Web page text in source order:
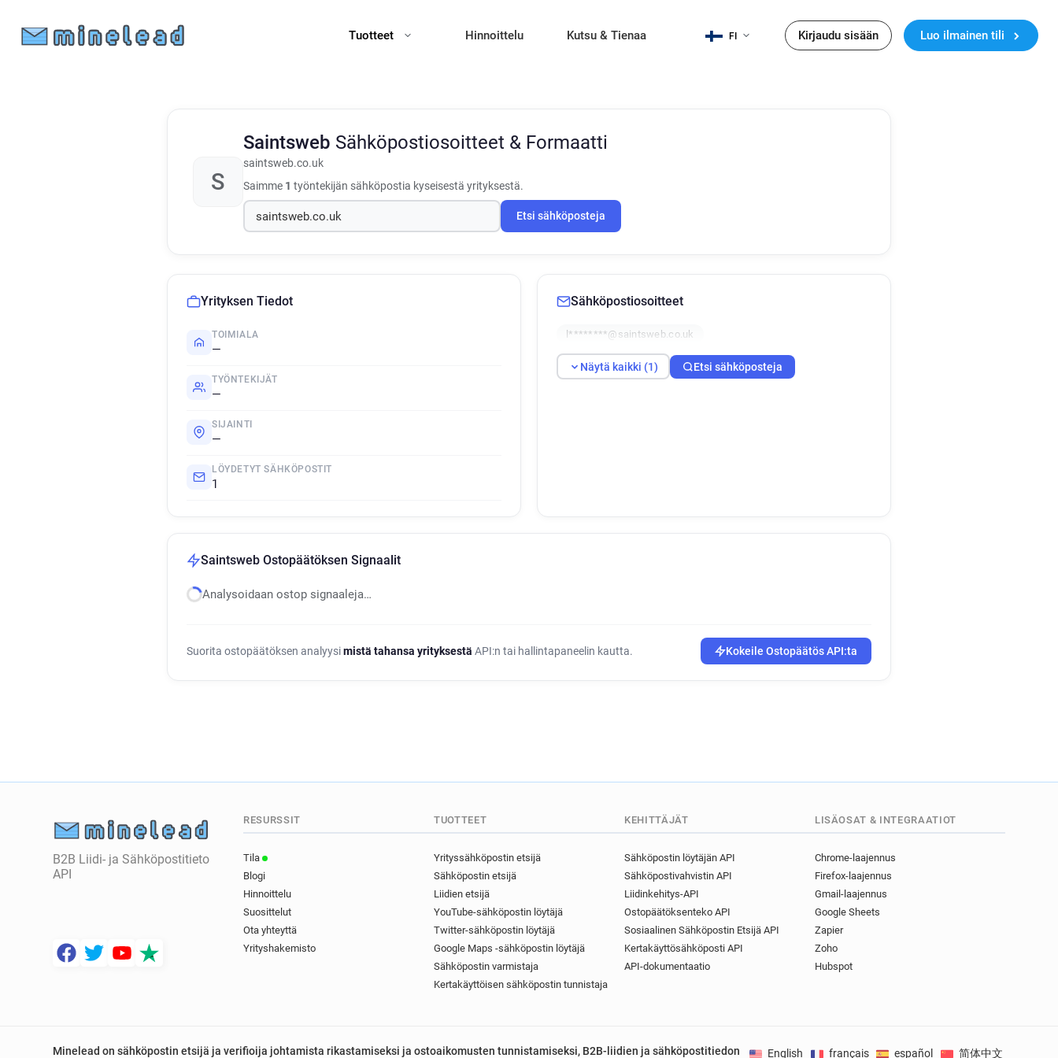
Tuotteet Hinnoittelu Kutsu & Tienaa FI Kirjaudu sisään Luo ilmainen tili
S
Saintsweb Sähköpostiosoitteet & Formaatti
saintsweb.co.uk
Saimme 1 työntekijän sähköpostia kyseisestä yrityksestä.
Etsi sähköposteja
Yrityksen Tiedot
TOIMIALA
—
TYÖNTEKIJÄT
—
SIJAINTI
—
LÖYDETYT SÄHKÖPOSTIT
1
Sähköpostiosoitteet
l********@saintsweb.co.uk
Näytä kaikki (1) Etsi sähköposteja
Saintsweb Ostopäätöksen Signaalit
Analysoidaan ostop signaaleja…
Suorita ostopäätöksen analyysimistä tahansa yrityksestä API:n tai hallintapaneelin kautta. Kokeile Ostopäätös API:ta
B2B Liidi- ja Sähköpostitieto
API
RESURSSIT
Tila
Blogi
Hinnoittelu
Suosittelut
Ota yhteyttä
Yrityshakemisto
TUOTTEET
Yrityssähköpostin etsijä
Sähköpostin etsijä
Liidien etsijä
YouTube-sähköpostin löytäjä
Twitter-sähköpostin löytäjä
Google Maps -sähköpostin löytäjä
Sähköpostin varmistaja
Kertakäyttöisen sähköpostin tunnistaja
KEHITTÄJÄT
Sähköpostin löytäjän API
Sähköpostivahvistin API
Liidinkehitys-API
Ostopäätöksenteko API
Sosiaalinen Sähköpostin Etsijä API
Kertakäyttösähköposti API
API-dokumentaatio
LISÄOSAT & INTEGRAATIOT
Chrome-laajennus
Firefox-laajennus
Gmail-laajennus
Google Sheets
Zapier
Zoho
Hubspot
Minelead on sähköpostin etsijä ja verifioija johtamista rikastamiseksi ja ostoaikomusten tunnistamiseksi, B2B-liidien ja sähköpostitiedon
English français español 简体中文